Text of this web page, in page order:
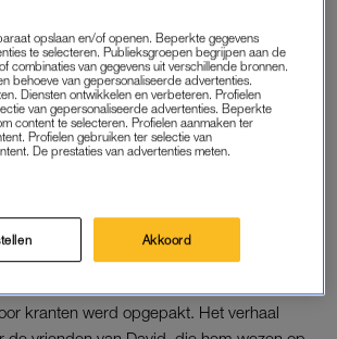
een drieling
kranten werd opgepakt. Het verhaal
opslaan en/of openen. Beperkte gegevens
te selecteren. Publieksgroepen begrijpen aan de
combinaties van gegevens uit verschillende bronnen.
behoeve van gepersonaliseerde advertenties.
Diensten ontwikkelen en verbeteren. Profielen
van gepersonaliseerde advertenties. Beperkte
content te selecteren. Profielen aanmaken ter
Profielen gebruiken ter selectie van
De prestaties van advertenties meten.
Akkoord